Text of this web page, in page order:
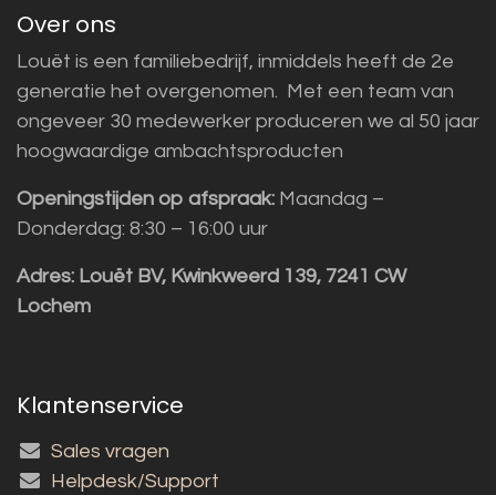
Over ons
Louët is een familiebedrijf, inmiddels heeft de 2e
generatie het overgenomen. Met een team van
ongeveer 30 medewerker produceren we al 50 jaar
hoogwaardige ambachtsproducten
Openingstijden op afspraak: Maandag –
Donderdag: 8:30 – 16:00 uur
Adres: Louët BV, Kwinkweerd 139, 7241 CW
Lochem
Klantenservice
Sales vragen
Helpdesk/Support